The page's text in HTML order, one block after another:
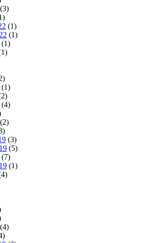
(3)
(1)
(1)
(1)
(1)
(4)
(2)
(3)
(5)
(7)
(1)
(4)